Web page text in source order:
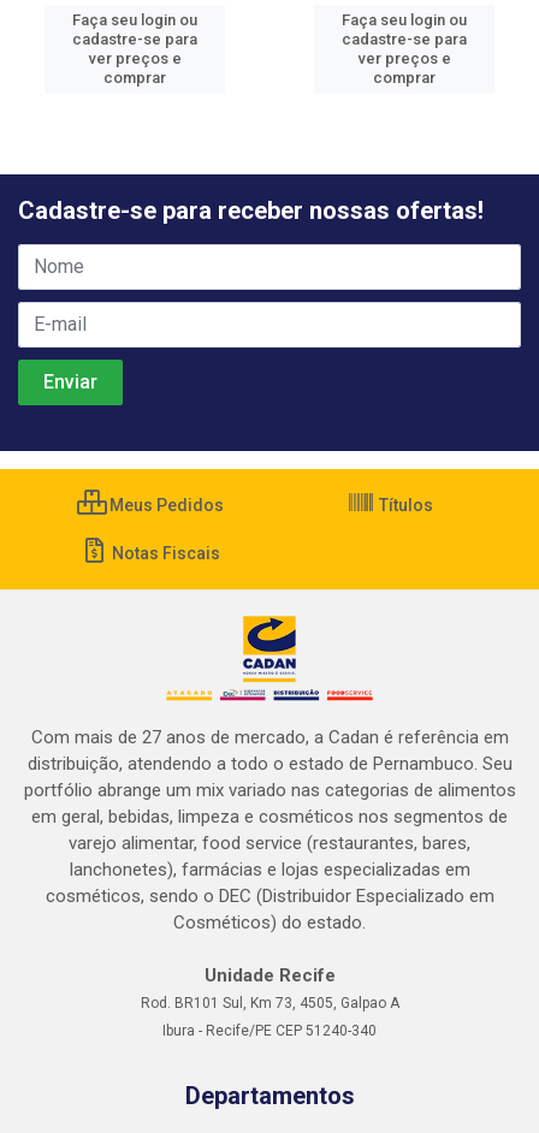
Faça seu login ou
cadastre-se para
ver preços e
comprar
Faça seu login ou
cadastre-se para
ver preços e
comprar
Cadastre-se para receber nossas ofertas!
Meus Pedidos Títulos
Notas Fiscais
Com mais de 27 anos de mercado, a Cadan é referência em
distribuição, atendendo a todo o estado de Pernambuco. Seu
portfólio abrange um mix variado nas categorias de alimentos
em geral, bebidas, limpeza e cosméticos nos segmentos de
varejo alimentar, food service (restaurantes, bares,
lanchonetes), farmácias e lojas especializadas em
cosméticos, sendo o DEC (Distribuidor Especializado em
Cosméticos) do estado.
Unidade Recife
Rod. BR101 Sul, Km 73, 4505, Galpao A
Ibura - Recife/PE CEP 51240-340
Departamentos